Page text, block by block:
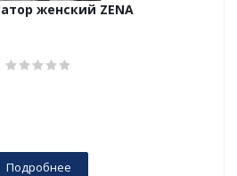
женский ZENA
Подробнее